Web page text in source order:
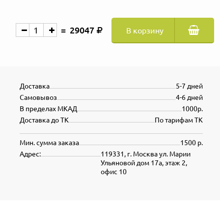
29047 В корзину
5-7 дней
Доставка
4-6 дней
Самовывоз
1000р.
В пределах МКАД
По тарифам ТК
Доставка до ТК
1500 р.
Мин. сумма заказа
119331, г. Москва ул. Марии
Ульяновой дом 17а, этаж 2,
офис 10
Адрес: